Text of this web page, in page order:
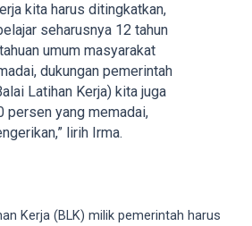
kita harus ditingkatkan,
seharusnya 12 tahun
umum masyarakat
dukungan pemerintah
Latihan Kerja) kita juga
persen yang memadai,
lirih Irma.
Kerja (BLK) milik pemerintah harus